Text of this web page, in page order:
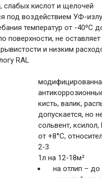
слабых кислот и щелочей
под воздействием УФ-
температур от -40⁰C
поверхности, не
и низким
RAL
кисть, валик,
допускается, но
сольвент,
от +8°С,
2-3
1л на 12-18м²
на отлип – до